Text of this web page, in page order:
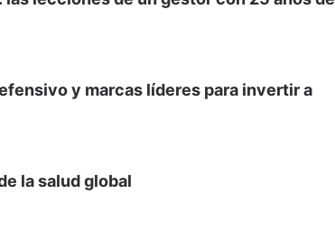
y marcas líderes para invertir a
la salud global